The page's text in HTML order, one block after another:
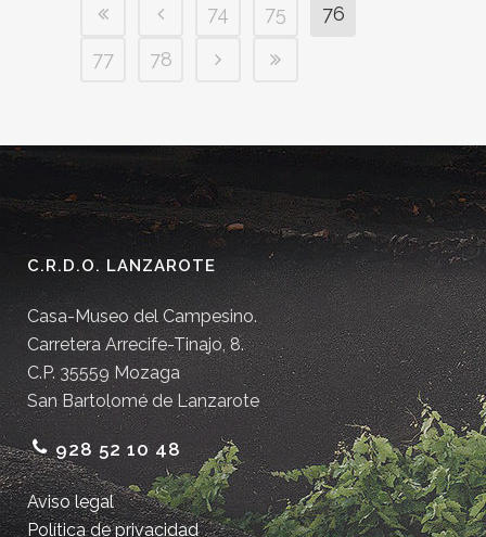
74 75
76
77
78
C.R.D.O. LANZAROTE
Casa-Museo del Campesino.
Carretera Arrecife-Tinajo, 8.
C.P. 35559 Mozaga
San Bartolomé de Lanzarote
928 52 10 48
Aviso legal
Política de privacidad